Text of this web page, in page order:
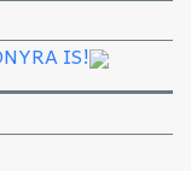
IS!